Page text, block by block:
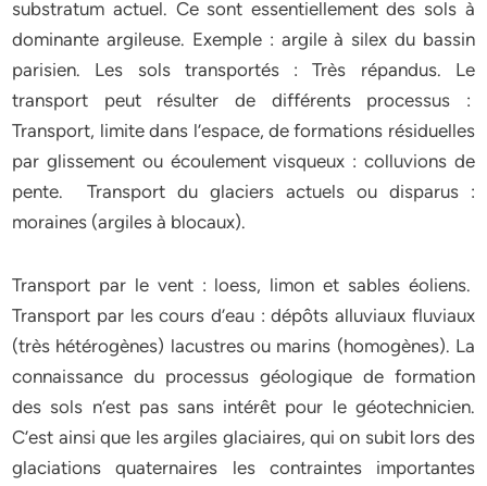
substratum actuel. Ce sont essentiellement des sols à
dominante argileuse. Exemple : argile à silex du bassin
parisien. Les sols transportés : Très répandus. Le
transport peut résulter de différents processus :
Transport, limite dans l’espace, de formations résiduelles
par glissement ou écoulement visqueux : colluvions de
pente. Transport du glaciers actuels ou disparus :
moraines (argiles à blocaux).
Transport par le vent : loess, limon et sables éoliens.
Transport par les cours d’eau : dépôts alluviaux fluviaux
(très hétérogènes) lacustres ou marins (homogènes). La
connaissance du processus géologique de formation
des sols n’est pas sans intérêt pour le géotechnicien.
C’est ainsi que les argiles glaciaires, qui on subit lors des
glaciations quaternaires les contraintes importantes